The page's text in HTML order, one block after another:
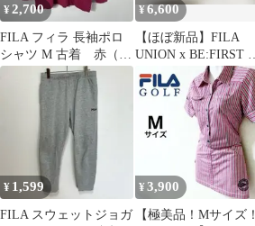
¥2,700
FILA フィラ 長袖ポロ
シャツ M 古着 赤（エ
ンジ・ボルドー系）
¥6,600
【ほぼ新品】FILA
UNION x BE:FIRST ス
ニーカー 23.0cm
¥ 1,599
FILA スウェットジョガ
¥3,900
【極美品！Mサイズ！